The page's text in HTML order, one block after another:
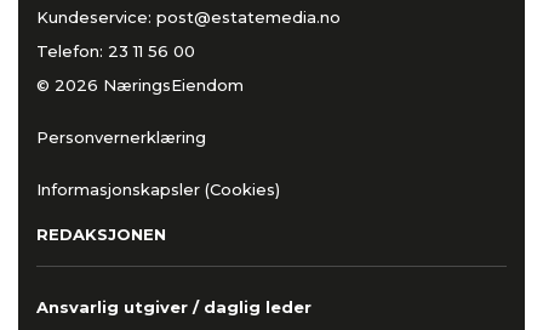
Kundeservice: post@estatemedia.no
Telefon: 23 11 56 00
© 2026 NæringsEiendom
Personvernerklæring
Informasjonskapsler (Cookies)
REDAKSJONEN
Ansvarlig utgiver / daglig leder